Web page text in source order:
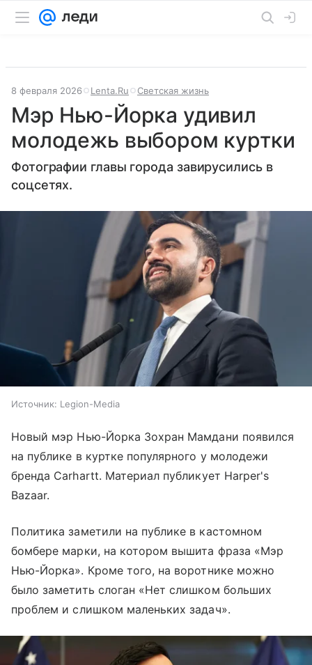
8 февраля 2026 Lenta.Ru Светская жизнь
Мэр Нью-Йорка удивил
молодежь выбором куртки
Фотографии главы города завирусились в
соцсетях.
Источник: Legion-Media
Новый мэр Нью-Йорка Зохран Мамдани появился
на публике в куртке популярного у молодежи
бренда Carhartt. Материал публикует Harper's
Bazaar.
Политика заметили на публике в кастомном
бомбере марки, на котором вышита фраза «Мэр
Нью-Йорка». Кроме того, на воротнике можно
было заметить слоган «Нет слишком больших
проблем и слишком маленьких задач».